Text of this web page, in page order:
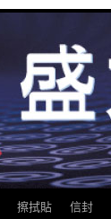
擦拭貼 信封